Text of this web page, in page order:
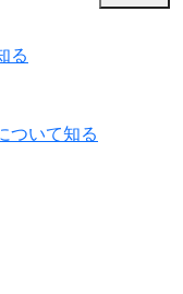
る
ついて知る